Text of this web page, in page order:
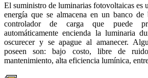
El suministro de luminarias fotovoltaicas es
energía que se almacena en un banco de
controlador de carga que puede
automáticamente encienda la luminaria
oscurecer y se apague al amanecer.
poseen son: bajo costo, libre de
mantenimiento, alta eficiencia lumínica,